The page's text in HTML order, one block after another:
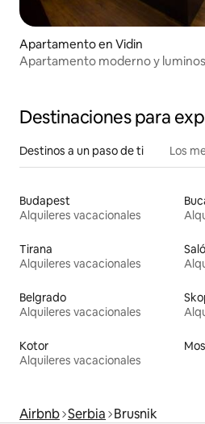
Apartamento en Vidin
Apartamento moderno y
Destinaciones para
Destinos a un paso de ti Los
Budapest
Alquileres vacacionales
Tirana
Alquileres vacacionales
Belgrado
Alquileres vacacionales
Kotor
Alquileres vacacionales
Airbnb Serbia Brusnik